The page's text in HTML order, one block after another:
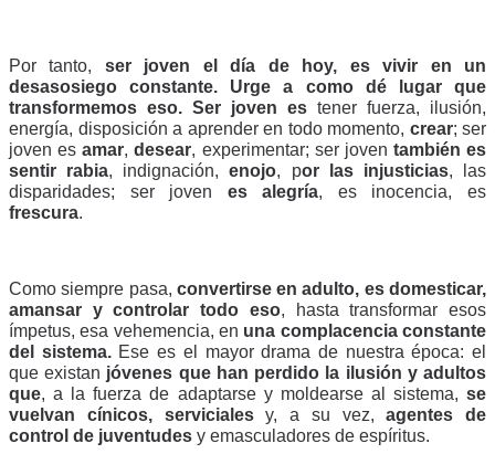
Por tanto, ser joven el día de hoy, es vivir en un
desasosiego constante.
Urge a como dé lugar que
transformemos eso. Ser joven es tener fuerza, ilusión,
energía, disposición a aprender en todo momento, crear; ser
joven es amar, desear, experimentar; ser joven también es
sentir rabia, indignación, enojo, por las injusticias, las
disparidades; ser joven es alegría
frescura.
Como siempre pasa, convertirse en adulto, es domesticar,
amansar y controlar todo eso, hasta transformar esos
ímpetus, esa vehemencia, en una complacencia constante
del sistema. Ese es el mayor drama de nuestra época: el
que existan jóvenes que han perdido la ilusión y adultos
que, a la fuerza de adaptarse y moldearse al sistema, se
vuelvan cínicos, serviciales y, a su vez, agentes de
control de juventudes y emasculadores de espíritus.